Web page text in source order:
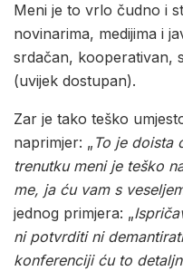
Meni je to vrlo čudno i
novinarima, medijima i
srdačan, kooperativan,
(uvijek dostupan).
Zar je tako teško
naprimjer: „ To je doista
trenutku meni je teško
me, ja ću vam s
jednog primjera: „
ni potvrditi ni
konferenciji ću to